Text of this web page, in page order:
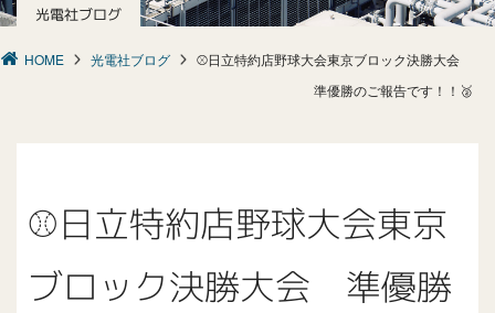
光電社ブログ
HOME 光電社ブログ
⚾日立特約店野球大会東京ブロック決勝大会
準優勝のご報告です！！🥈
⚾日立特約店野球大会東京
ブロック決勝大会 準優勝